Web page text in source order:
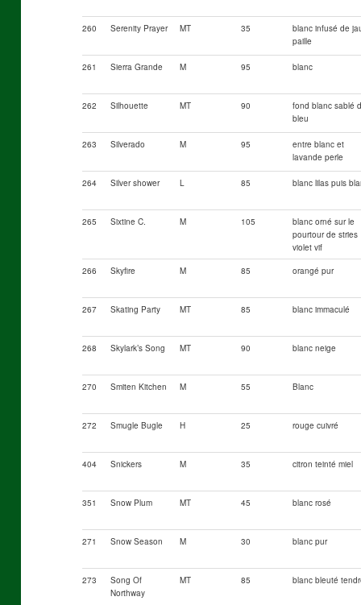
260 Serenity Prayer MT 35
blanc infusé de
paille
261 Sierra Grande M 95 blanc
262 Silhouette MT 90
fond blanc sablé
bleu
263 Silverado M 95
entre blanc et
lavande perle
264 Silver shower L 85 blanc lilas puis
265 Sixtine C. M 105
blanc orné sur le
pourtour de stries
violet vif
266 Skyfire M 85 orangé pur
267 Skating Party MT 85 blanc immaculé
268 Skylark’s Song MT 90 blanc neige
270 Smiten Kitchen M 55 Blanc
272 Smugle Bugle H 25 rouge cuivré
404 Snickers M 35 citron teinté miel
351 Snow Plum MT 45 blanc rosé
271 Snow Season M 30 blanc pur
273
Song Of
Northway
MT 85 blanc bleuté